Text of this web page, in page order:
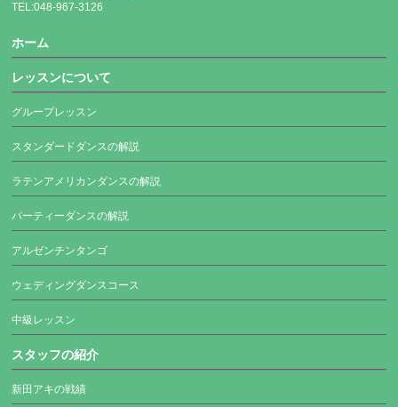
TEL:048-967-3126
ホーム
レッスンについて
グループレッスン
スタンダードダンスの解説
ラテンアメリカンダンスの解説
パーティーダンスの解説
アルゼンチンタンゴ
ウェディングダンスコース
中級レッスン
スタッフの紹介
新田アキの戦績